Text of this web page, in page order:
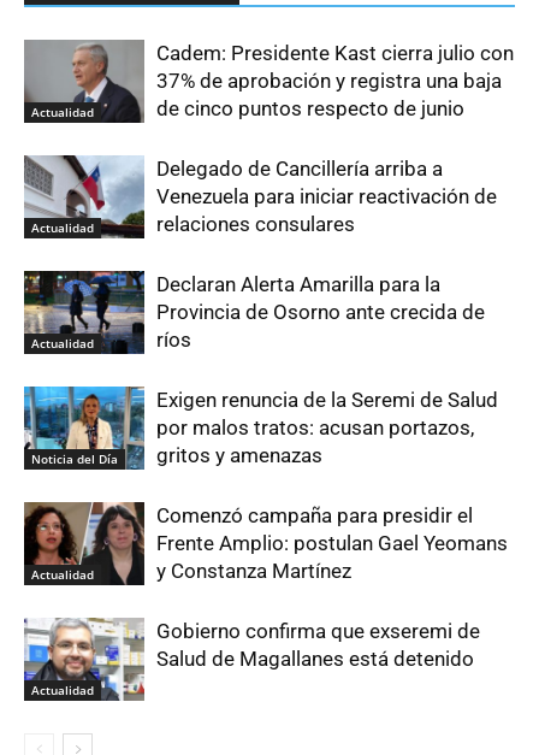
Actualidad
Cadem: Presidente Kast cierra julio con
37% de aprobación y registra una baja
de cinco puntos respecto de junio
Actualidad
Delegado de Cancillería arriba a
Venezuela para iniciar reactivación de
relaciones consulares
Actualidad
Declaran Alerta Amarilla para la
Provincia de Osorno ante crecida de
ríos
Noticia del Día
Exigen renuncia de la Seremi de Salud
por malos tratos: acusan portazos,
gritos y amenazas
Actualidad
Comenzó campaña para presidir el
Frente Amplio: postulan Gael Yeomans
y Constanza Martínez
Actualidad
Gobierno confirma que exseremi de
Salud de Magallanes está detenido